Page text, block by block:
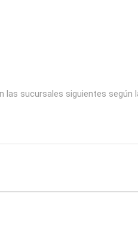
las sucursales siguientes